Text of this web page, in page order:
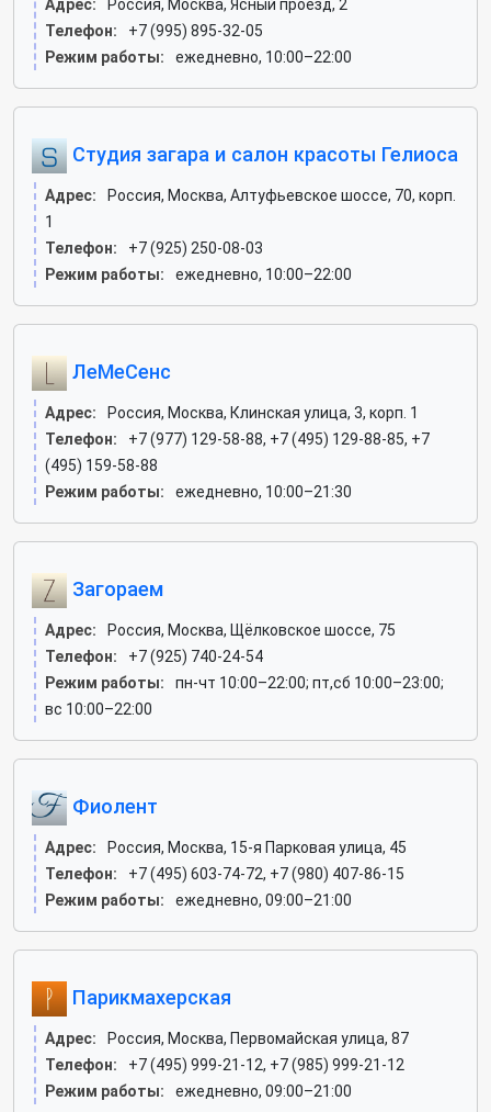
Адрес:
Россия, Москва, Ясный проезд, 2
Телефон:
+7 (995) 895-32-05
Режим работы:
ежедневно, 10:00–22:00
Студия загара и салон красоты Гелиоса
Адрес:
Россия, Москва, Алтуфьевское шоссе, 70, корп.
1
Телефон:
+7 (925) 250-08-03
Режим работы:
ежедневно, 10:00–22:00
ЛеМеСенс
Адрес:
Россия, Москва, Клинская улица, 3, корп. 1
Телефон:
+7 (977) 129-58-88, +7 (495) 129-88-85, +7
(495) 159-58-88
Режим работы:
ежедневно, 10:00–21:30
Загораем
Адрес:
Россия, Москва, Щёлковское шоссе, 75
Телефон:
+7 (925) 740-24-54
Режим работы:
пн-чт 10:00–22:00; пт,сб 10:00–23:00;
вс 10:00–22:00
Фиолент
Адрес:
Россия, Москва, 15-я Парковая улица, 45
Телефон:
+7 (495) 603-74-72, +7 (980) 407-86-15
Режим работы:
ежедневно, 09:00–21:00
Парикмахерская
Адрес:
Россия, Москва, Первомайская улица, 87
Телефон:
+7 (495) 999-21-12, +7 (985) 999-21-12
Режим работы:
ежедневно, 09:00–21:00